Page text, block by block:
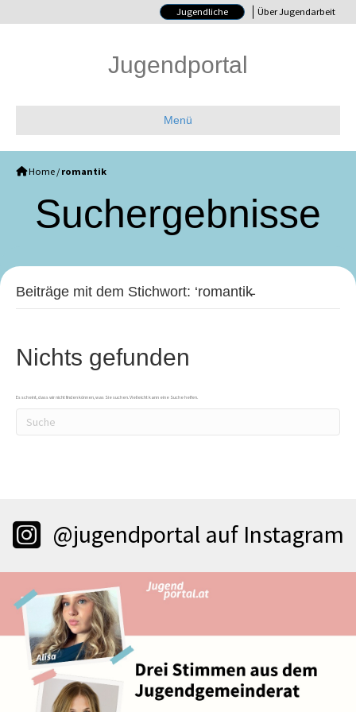
Jugendliche Über Jugendarbeit
Jugendportal
Menü
Home / romantik
Such­ergebnisse
Beiträge mit dem Stichwort: ‘romantik̵
Nichts gefunden
Es scheint, dass wir nicht finden können, was Sie suchen. Vielleicht kann eine Suche helfen.
@jugendportal auf Instagram